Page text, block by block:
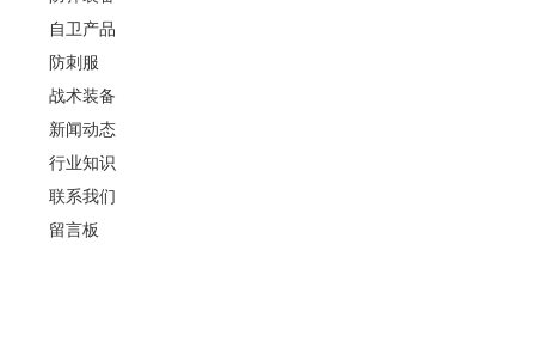
自卫产品
防刺服
战术装备
新闻动态
行业知识
联系我们
留言板